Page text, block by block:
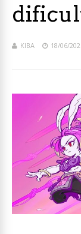
KIBA 18/06/